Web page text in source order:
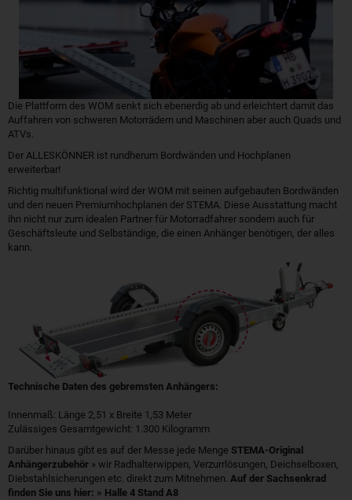
Die Plattform des WOM senkt sich ebenerdig ab und erleichtert damit das
Auffahren von schweren Motorrädern und Maschinen aber auch Quads und
ATVs.
Der ALLESKÖNNER ist rundherum Bordwänden und Hochplanen
erweiterbar!
Richtig multifunktional wird der WOM mit seinen aufgebauten Bordwänden
und den neuen Premiumhochplanen der STEMA. Diese Ausstattung macht
ihn nicht nur zum idealen Partner für Motorradfahrer sondern auch für
Geschäftsleute und Selbständige, die einen Anhänger benötigen, der alles
kann.
Technische Daten des gebremsten Anhängers:
Innenmaß: Länge 2,51 x Breite 1,53 Meter
Zulässiges Gesamtgewicht: 1.300 Kilogramm
Darüber hinaus gibt es auf der Messe jede Menge STEMA-Original
Anhängerzubehör » wir Radhalterwippen, Verzurrlösungen, Deichselboxen,
Diebstahlsicherungen etc. direkt zum Mitnehmen. Auf der Sachsenkrad
finden Sie uns hier: » Halle 4 Stand A8